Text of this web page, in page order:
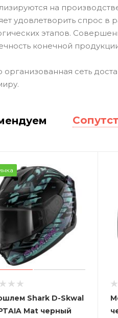
на
удовлетворить спрос
этапов.
конечной
сеть
Shark D-Skwal
Mat черный